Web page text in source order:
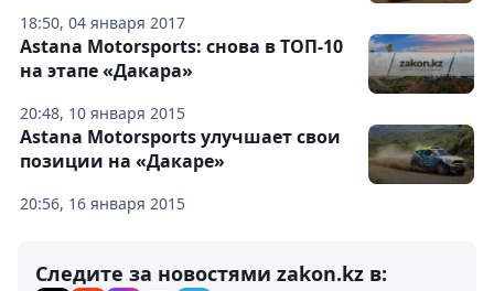
18:50, 04 января 2017
20:48, 10 января 2015
Astana Motorsports: снова в ТОП-10
на этапе «Дакара»
20:56, 16 января 2015
Astana Motorsports улучшает свои
позиции на «Дакаре»
Следите за новостями zakon.kz в: